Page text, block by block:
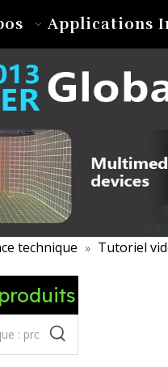
Applications
technique » Tutoriel